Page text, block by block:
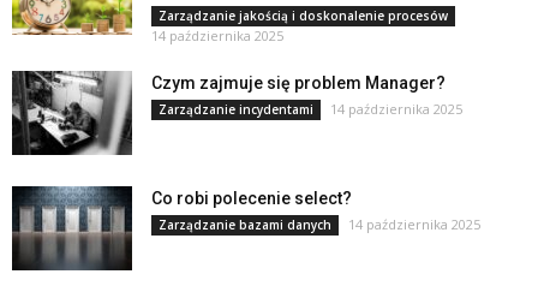
Zarządzanie jakością i doskonalenie procesów
14 października 2025
Czym zajmuje się problem Manager?
Zarządzanie incydentami 14 października 2025
Co robi polecenie select?
Zarządzanie bazami danych 14 października 2025